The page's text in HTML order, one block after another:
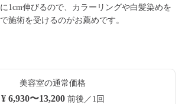
1cm伸びるので、カラーリングや白髪染めを
施術を受けるのがお薦めです。
美容室の通常価格
¥ 6,930〜13,200前後／1回